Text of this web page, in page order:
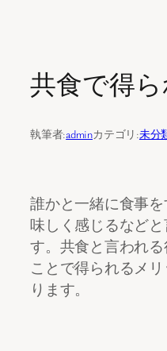
共食で得
執筆者:adminカテゴリ:未分
誰かと一緒に食事
味しく感じるなど
す。共食と言われ
ことで得られるメ
ります。